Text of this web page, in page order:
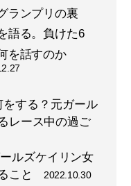
ランプリの裏
語る。負けた6
を話すのか
する？元ガール
レース中の過ご
ルズケイリン女
こと 2022.10.30